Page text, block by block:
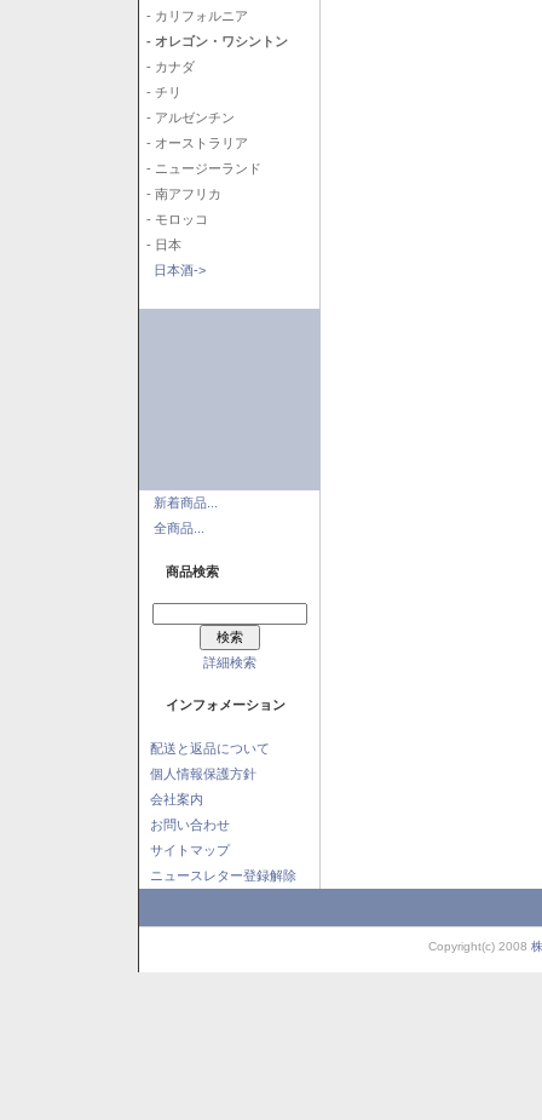
- カリフォルニア
- オレゴン・ワシントン
- カナダ
- チリ
- アルゼンチン
- オーストラリア
- ニュージーランド
- 南アフリカ
- モロッコ
- 日本
日本酒->
新着商品...
全商品...
商品検索
詳細検索
インフォメーション
配送と返品について
個人情報保護方針
会社案内
お問い合わせ
サイトマップ
ニュースレター登録解除
Copyright(c) 2008